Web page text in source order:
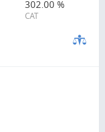
302.00 %
CAT